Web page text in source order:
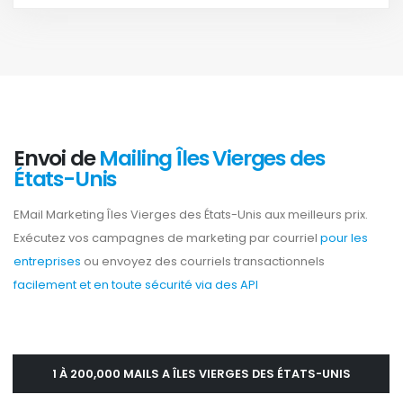
Envoi deMailing Îles Vierges des
États-Unis
EMail Marketing Îles Vierges des États-Unis aux meilleurs prix.
Exécutez vos campagnes de marketing par courriel pour les
entreprises ou envoyez des courriels transactionnels
facilement et en toute sécurité via des API
1 À 200,000 MAILS A ÎLES VIERGES DES ÉTATS-UNIS